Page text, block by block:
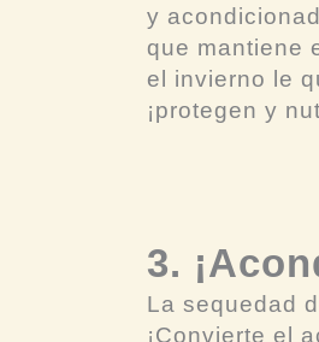
y
que mantiene
el invierno le
¡protegen y
3.
La sequedad
¡Convierte el